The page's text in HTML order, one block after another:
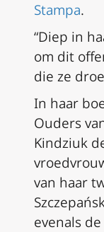
Stampa.
“Diep in
om dit
die ze
In haar
Ouders
Kindziuk
van haar
evenals